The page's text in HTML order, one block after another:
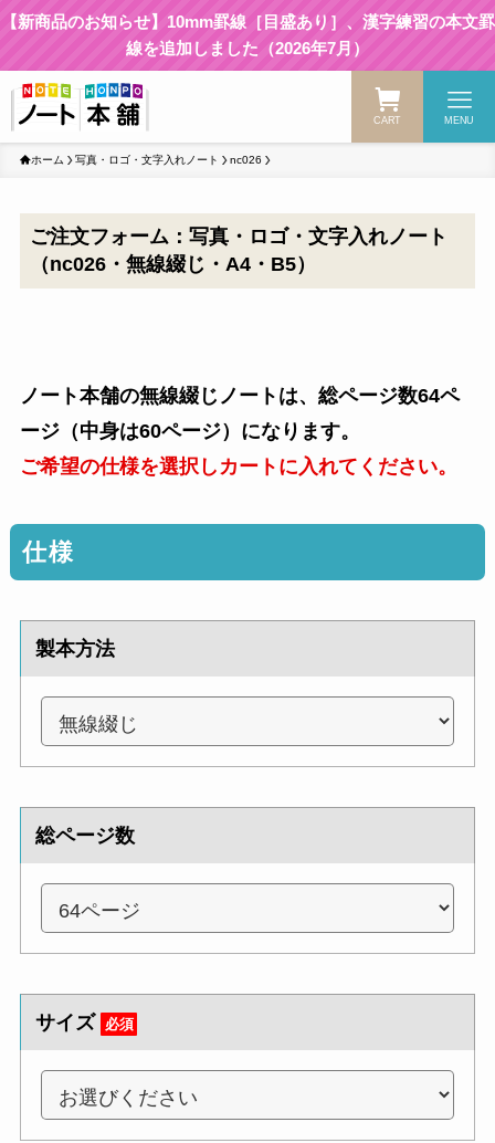
【新商品のお知らせ】10mm罫線［目盛あり］、漢字練習の本文罫
線を追加しました（2026年7月）
CART MENU
ホーム 写真・ロゴ・文字入れノート nc026
ご注文フォーム：写真・ロゴ・文字入れノート
（nc026・無線綴じ・A4・B5）
ノート本舗の無線綴じノートは、総ページ数64ペ
ージ（中身は60ページ）になります。
ご希望の仕様を選択しカートに入れてください。
仕様
製本方法
総ページ数
サイズ 必須